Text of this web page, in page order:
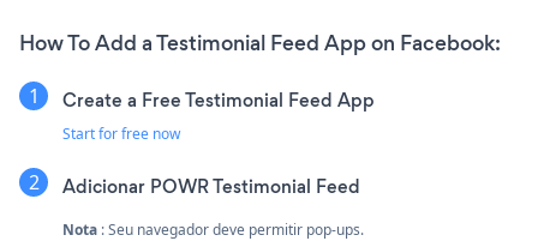
How To Add a Testimonial Feed App on Facebook:
Create a Free Testimonial Feed App
Start for free now
Adicionar POWR Testimonial Feed
Nota : Seu navegador deve permitir pop-ups.